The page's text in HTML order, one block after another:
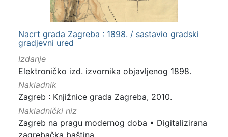
Nacrt grada Zagreba : 1898. / sastavio gradski
gradjevni ured
Izdanje
Elektroničko izd. izvornika objavljenog 1898.
Nakladnik
Zagreb : Knjižnice grada Zagreba, 2010.
Nakladnički niz
Zagreb na pragu modernog doba • Digitalizirana